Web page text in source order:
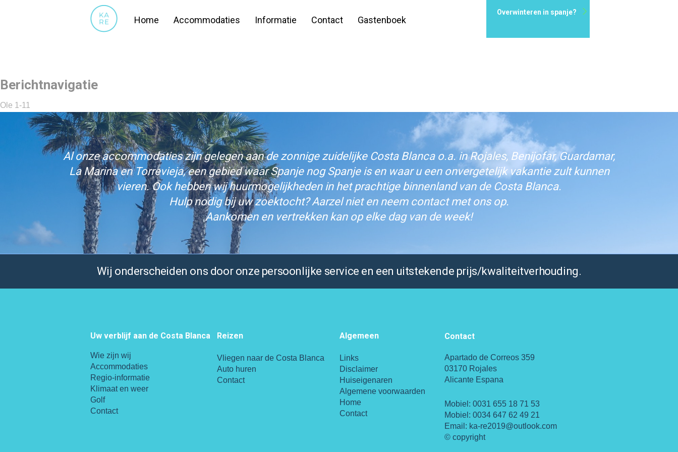
Home Accommodaties Informatie Contact Gastenboek
Overwinteren in spanje?
Berichtnavigatie
Ole 1-11
Al onze accommodaties zijn gelegen aan de zonnige zuidelijke Costa Blanca o.a. in Rojales, Benijofar, Guardamar,
La Marina en Torrevieja, een gebied waar Spanje nog Spanje is en waar u een onvergetelijk vakantie zult kunnen
vieren. Ook hebben wij huurmogelijkheden in het prachtige binnenland van de Costa Blanca.
Hulp nodig bij uw zoektocht? Aarzel niet en neem contact met ons op.
Aankomen en vertrekken kan op elke dag van de week!
Wij onderscheiden ons door onze persoonlijke service en een uitstekende prijs/kwaliteitverhouding.
Uw verblijf aan de Costa Blanca
Wie zijn wij
Accommodaties
Regio-informatie
Klimaat en weer
Golf
Contact
Reizen
Vliegen naar de Costa Blanca
Auto huren
Contact
Algemeen
Links
Disclaimer
Huiseigenaren
Algemene voorwaarden
Home
Contact
Contact
Apartado de Correos 359
03170 Rojales
Alicante Espana
Mobiel: 0031 655 18 71 53
Mobiel: 0034 647 62 49 21
Email: ka-re2019@outlook.com
© copyright